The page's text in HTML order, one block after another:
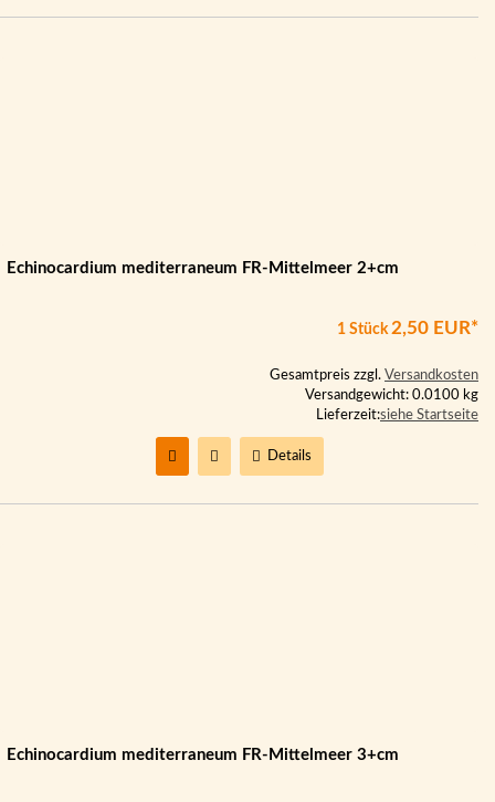
Echinocardium mediterraneum FR-Mittelmeer 2+cm
1 Stück 2,50 EUR*
Gesamtpreis zzgl. Versandkosten
Versandgewicht: 0.0100 kg
Lieferzeit:siehe Startseite
Details
Echinocardium mediterraneum FR-Mittelmeer 3+cm